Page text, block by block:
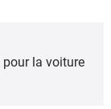
la voiture